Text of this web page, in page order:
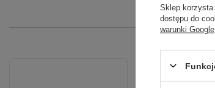
Sklep korzysta
dostępu do
warunki Google